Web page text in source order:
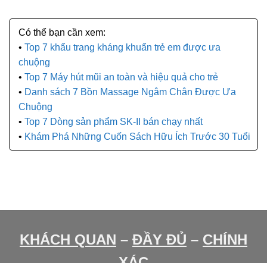
Top 7 khẩu trang kháng khuẩn trẻ em được ưa
chuộng
Top 7 Máy hút mũi an toàn và hiệu quả cho trẻ
Danh sách 7 Bồn Massage Ngâm Chân Được Ưa
Chuộng
Top 7 Dòng sản phẩm SK-II bán chạy nhất
Khám Phá Những Cuốn Sách Hữu Ích Trước 30 Tuổi
KHÁCH QUAN – ĐẦY ĐỦ – CHÍNH